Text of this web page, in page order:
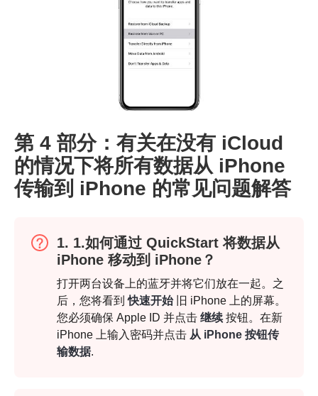
第 4 部分：有关在没有 iCloud
的情况下将所有数据从 iPhone
传输到 iPhone 的常见问题解答
1. 1.如何通过 QuickStart 将数据从
iPhone 移动到 iPhone？
打开两台设备上的蓝牙并将它们放在一起。之
后，您将看到快速开始旧 iPhone 上的屏幕。
您必须确保 Apple ID 并点击 继续按钮。在新
iPhone 上输入密码并点击 从 iPhone 按钮传
输数据.